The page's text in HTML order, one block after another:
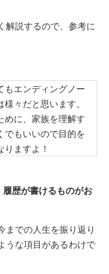
解説するので、参考に
もエンディングノー
々だと思います。
めに、家族を理解す
でもいいので目的を
ますよ！
歴が書けるものがお
までの人生を振り返り
うな項目があるわけで